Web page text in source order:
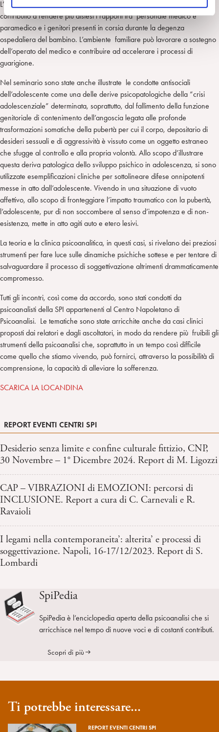
L’ attenzione verso la vulnerabilità del bambino alle separazioni ha
contribuito a rendere più distesi i rapporti tra personale medico e
paramedico e i genitori presenti in corsia durante la degenza
ospedaliera del bambino. L’ambiente familiare può lavorare a sostegno
dell’operato del medico e contribuire ad accelerare i processi di
guarigione.
Nel seminario sono state anche illustrate le condotte antisociali
dell’adolescente come una delle derive psicopatologiche della “crisi
adolescenziale” determinata, soprattutto, dal fallimento della funzione
genitoriale di contenimento dell’angoscia legata alle profonde
trasformazioni somatiche della pubertà per cui il corpo, depositario di
desideri sessuali e di aggressività è vissuto come un oggetto estraneo
che sfugge al controllo e alla propria volontà. Allo scopo d’illustrare
questa deriva patologica dello sviluppo psichico in adolescenza, si sono
utilizzate esemplificazioni cliniche per sottolineare difese onnipotenti
messe in atto dall’adolescente. Vivendo in una situazione di vuoto
affettivo, allo scopo di fronteggiare l’impatto traumatico con la pubertà,
l’adolescente, pur di non soccombere al senso d’impotenza e di non-
esistenza, mette in atto agiti auto e etero lesivi.
La teoria e la clinica psicoanalitica, in questi casi, si rivelano dei preziosi
strumenti per fare luce sulle dinamiche psichiche sottese e per tentare di
salvaguardare il processo di soggettivazione altrimenti drammaticamente
compromesso.
Tutti gli incontri, così come da accordo, sono stati condotti da
psicoanalisti della SPI appartenenti al Centro Napoletano di
Psicoanalisi. Le tematiche sono state arricchite anche da casi clinici
proposti dai relatori e dagli ascoltatori, in modo da rendere più fruibili gli
strumenti della psicoanalisi che, soprattutto in un tempo così difficile
come quello che stiamo vivendo, può fornirci, attraverso la possibilità di
comprensione, la capacità di alleviare la sofferenza.
SCARICA LA LOCANDINA
REPORT EVENTI CENTRI SPI
Desiderio senza limite e confine culturale fittizio, CNP,
30 Novembre – 1° Dicembre 2024. Report di M. Ligozzi
CAP – VIBRAZIONI di EMOZIONI: percorsi di
INCLUSIONE. Report a cura di C. Carnevali e R.
Ravaioli
I legami nella contemporaneita’: alterita’ e processi di
soggettivazione. Napoli, 16-17/12/2023. Report di S.
Lombardi
SpiPedia
SpiPedia è l’enciclopedia aperta della psicoanalisi che si
arricchisce nel tempo di nuove voci e di costanti contributi.
Scopri di più
Ti potrebbe interessare...
REPORT EVENTI CENTRI SPI